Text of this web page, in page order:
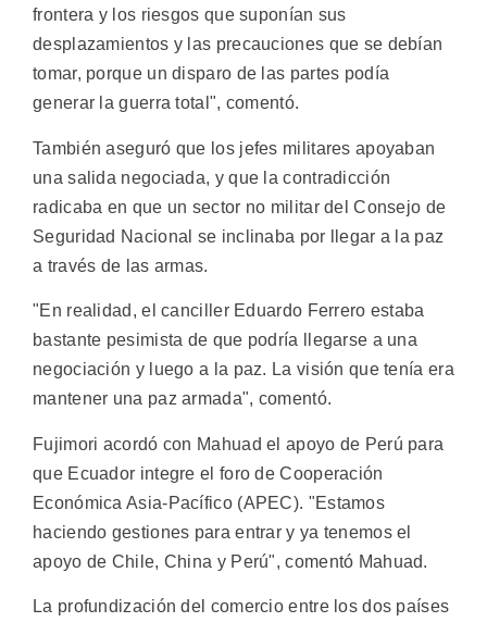
frontera y los riesgos que suponían sus
desplazamientos y las precauciones que se debían
tomar, porque un disparo de las partes podía
generar la guerra total", comentó.
También aseguró que los jefes militares apoyaban
una salida negociada, y que la contradicción
radicaba en que un sector no militar del Consejo de
Seguridad Nacional se inclinaba por llegar a la paz
a través de las armas.
"En realidad, el canciller Eduardo Ferrero estaba
bastante pesimista de que podría llegarse a una
negociación y luego a la paz. La visión que tenía era
mantener una paz armada", comentó.
Fujimori acordó con Mahuad el apoyo de Perú para
que Ecuador integre el foro de Cooperación
Económica Asia-Pacífico (APEC). "Estamos
haciendo gestiones para entrar y ya tenemos el
apoyo de Chile, China y Perú", comentó Mahuad.
La profundización del comercio entre los dos países